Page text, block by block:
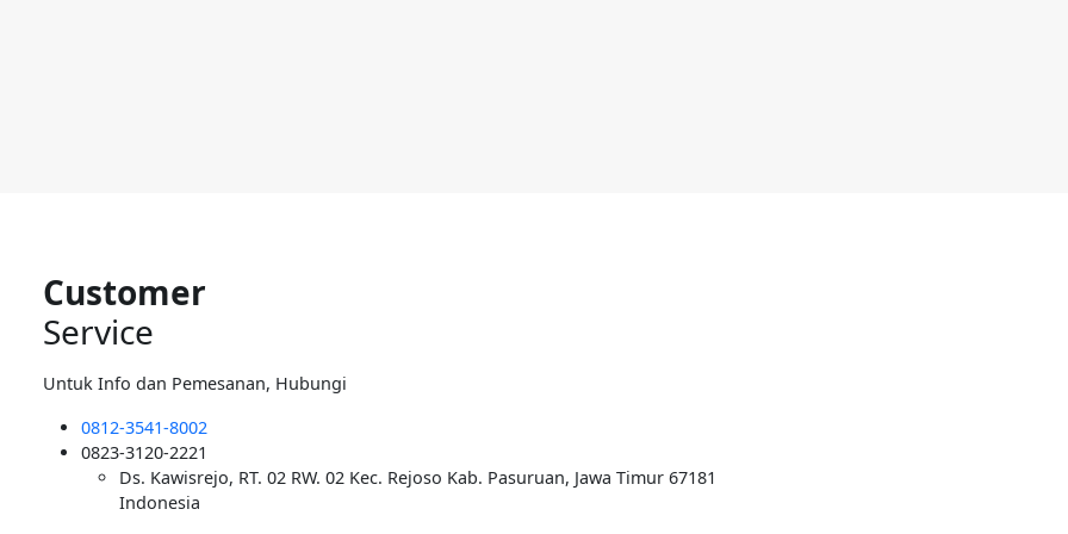
Customer
Service
Untuk Info dan Pemesanan, Hubungi
0812-3541-8002
0823-3120-2221
Ds. Kawisrejo, RT. 02 RW. 02 Kec. Rejoso Kab. Pasuruan, Jawa Timur 67181
Indonesia